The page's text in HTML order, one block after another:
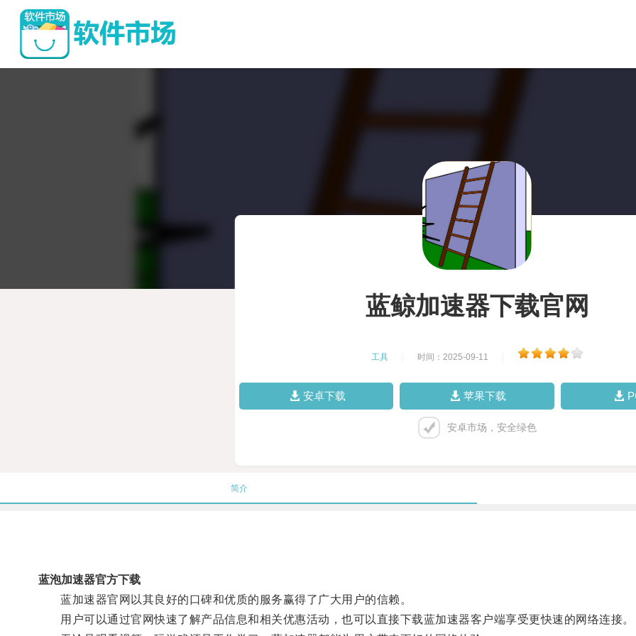
蓝鲸加速器下载官网
工具 时间：2025-09-11
安卓下载 苹果下载
安卓市场，安全绿色
简介
蓝泡加速器官方下载
蓝加速器官网以其良好的口碑和优质的服务赢得了广大用户的信赖。
用户可以通过官网快速了解产品信息和相关优惠活动，也可以直接下载蓝加速器客户端享受更快速的网络连接。